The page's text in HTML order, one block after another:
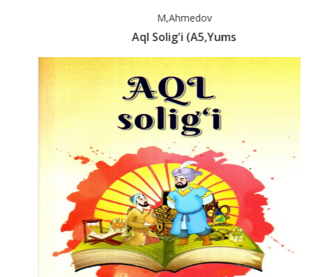
M,Ahmedov
Aql Solig'i (A5,yums